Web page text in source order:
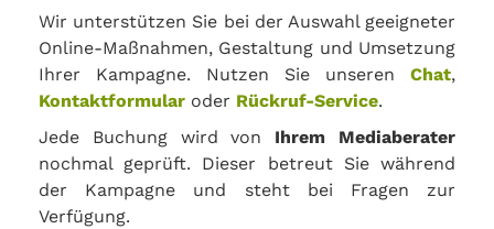
Wir unterstützen Sie bei der Auswahl geeigneter
Online-Maßnahmen, Gestaltung und Umsetzung
Ihrer Kampagne. Nutzen Sie unseren Chat,
Kontaktformular oder Rückruf-Service.
Jede Buchung wird von Ihrem Mediaberater
nochmal geprüft. Dieser betreut Sie während
der Kampagne und steht bei Fragen zur
Verfügung.